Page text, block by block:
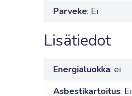
Parveke: Ei
Lisätiedot
Energialuokka: ei
Asbestikartoitus: Ei